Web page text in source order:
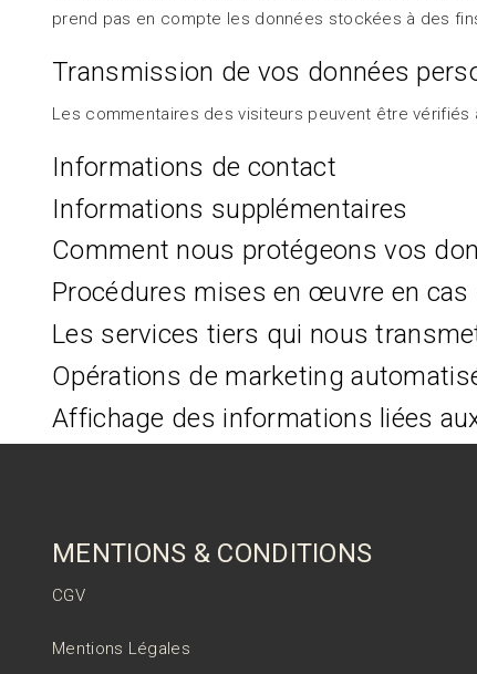
prend pas en compte les données stockées à des
Transmission de vos données
Les commentaires des visiteurs peuvent être
Informations de contact
Informations supplémentaires
Comment nous protégeons vos
Procédures mises en œuvre en cas
Les services tiers qui nous
Opérations de marketing
Affichage des informations liées
MENTIONS & CONDITIONS
CGV
Mentions Légales